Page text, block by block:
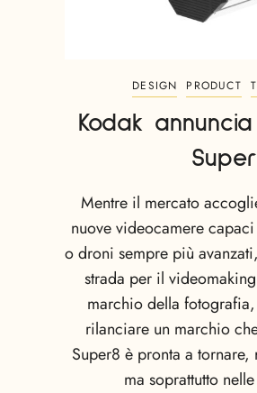
DESIGN PRODUCT
Kodak
Mentre il mercato
nuove videocamere
o droni sempre più
strada per il
marchio della
rilanciare un marchio
Super8 è pronta a
ma soprattutto